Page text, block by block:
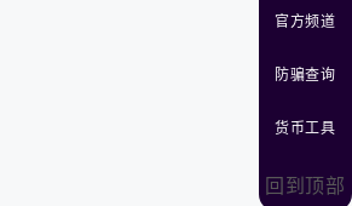
官方频道
防骗查询
货币工具
回到顶部